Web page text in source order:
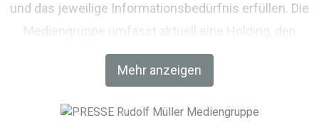
Mehr anzeigen
und das jeweilige Informationsbedürfnis erfüllen. Die
Mediengruppe umfasst aktuell eine Holding, den
Fachverlag RM Rudolf Müller Medien und mit der BIM
World MUNICH eine Netzwerkplattform für Akteure der